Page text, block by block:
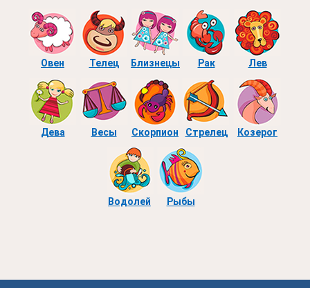
Овен Телец Близнецы Рак Лев
Дева Весы Скорпион Стрелец Козерог
Водолей Рыбы